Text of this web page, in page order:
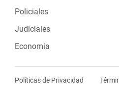
Policiales
Judiciales
Economia
Políticas de Privacidad